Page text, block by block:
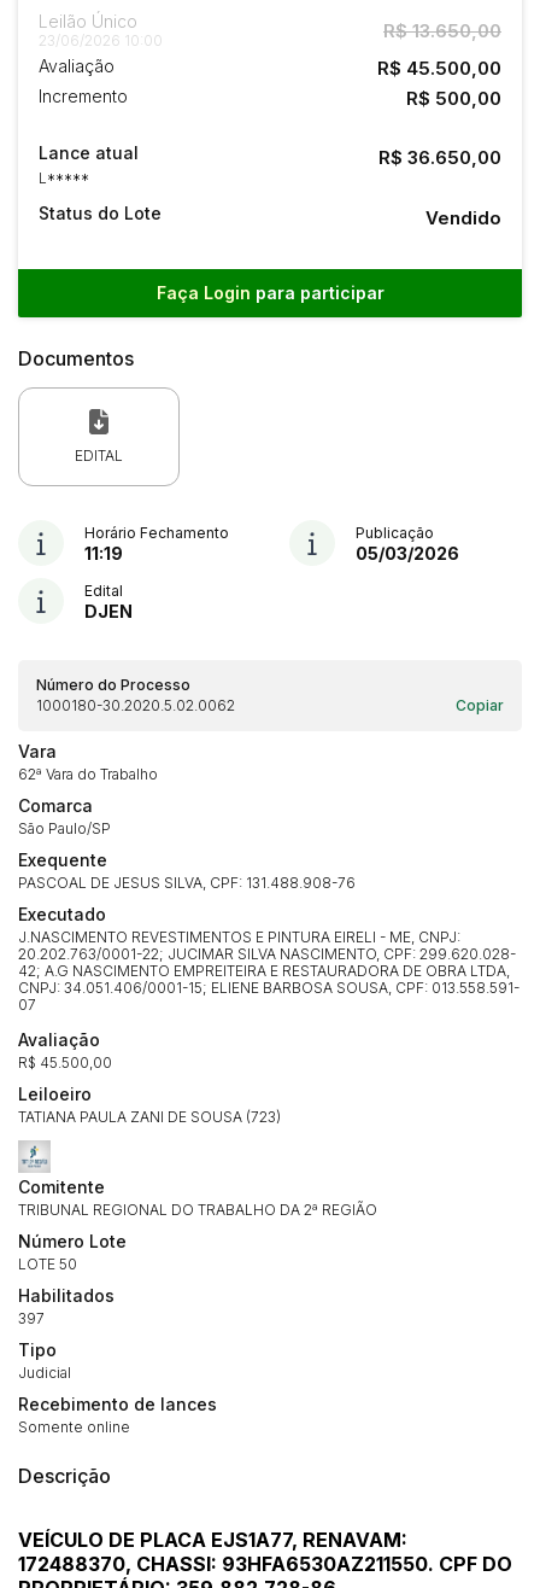
Leilão Único
23/06/2026 10:00 R$ 13.650,00
Avaliação R$ 45.500,00
Incremento R$ 500,00
Lance atual
L*****
R$ 36.650,00
Status do Lote Vendido
Faça Login para participar
Documentos
EDITAL
Horário Fechamento
11:19
Publicação
05/03/2026
Edital
DJEN
Número do Processo
1000180-30.2020.5.02.0062
Copiar
Vara
62ª Vara do Trabalho
Comarca
São Paulo/SP
Exequente
PASCOAL DE JESUS SILVA, CPF: 131.488.908-76
Executado
J.NASCIMENTO REVESTIMENTOS E PINTURA EIRELI - ME, CNPJ:
20.202.763/0001-22; JUCIMAR SILVA NASCIMENTO, CPF: 299.620.028-
42; A.G NASCIMENTO EMPREITEIRA E RESTAURADORA DE OBRA LTDA,
CNPJ: 34.051.406/0001-15; ELIENE BARBOSA SOUSA, CPF: 013.558.591-
07
Avaliação
R$ 45.500,00
Leiloeiro
TATIANA PAULA ZANI DE SOUSA (723)
Comitente
TRIBUNAL REGIONAL DO TRABALHO DA 2ª REGIÃO
Número Lote
LOTE 50
Habilitados
397
Tipo
Judicial
Recebimento de lances
Somente online
Descrição
VEÍCULO DE PLACA EJS1A77, RENAVAM:
172488370, CHASSI: 93HFA6530AZ211550. CPF DO